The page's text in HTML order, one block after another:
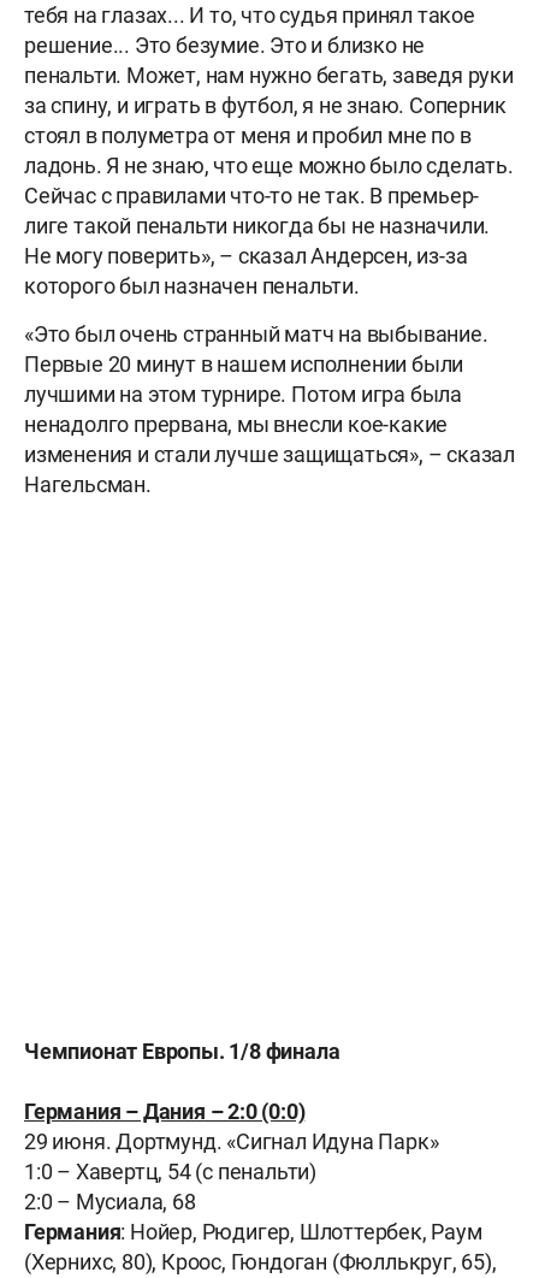
тебя на глазах... И то, что судья принял такое
решение... Это безумие. Это и близко не
пенальти. Может, нам нужно бегать, заведя руки
за спину, и играть в футбол, я не знаю. Соперник
стоял в полуметра от меня и пробил мне по в
ладонь. Я не знаю, что еще можно было сделать.
Сейчас с правилами что-то не так. В премьер-
лиге такой пенальти никогда бы не назначили.
Не могу поверить», – сказал Андерсен, из-за
которого был назначен пенальти.
«Это был очень странный матч на выбывание.
Первые 20 минут в нашем исполнении были
лучшими на этом турнире. Потом игра была
ненадолго прервана, мы внесли кое-какие
изменения и стали лучше защищаться», – сказал
Нагельсман.
Чемпионат Европы. 1/8 финала
Германия – Дания – 2:0 (0:0)
29 июня. Дортмунд. «Сигнал Идуна Парк»
1:0 – Хавертц, 54 (с пенальти)
2:0 – Мусиала, 68
Германия: Нойер, Рюдигер, Шлоттербек, Раум
(Хернихс, 80), Кроос, Гюндоган (Фюллькруг, 65),